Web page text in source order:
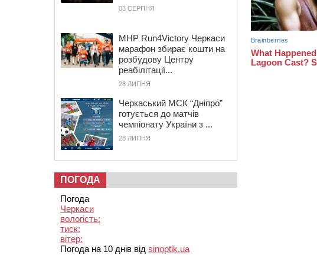
03 СЕРПНЯ
MHP Run4Victory Черкаси
марафон збирає кошти на
розбудову Центру
реабілітації...
28 ЛИПНЯ
Черкаський МСК “Дніпро”
готується до матчів
чемпіонату України з ...
28 ЛИПНЯ
ПОГОДА
Погода
Черкаси
вологість:
тиск:
вітер:
Погода на 10 днів від sinoptik.ua